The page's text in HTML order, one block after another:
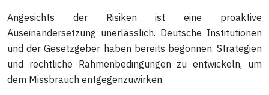
Angesichts der Risiken ist eine proaktive
Auseinandersetzung unerlässlich. Deutsche Institutionen
und der Gesetzgeber haben bereits begonnen, Strategien
und rechtliche Rahmenbedingungen zu entwickeln, um
dem Missbrauch entgegenzuwirken.